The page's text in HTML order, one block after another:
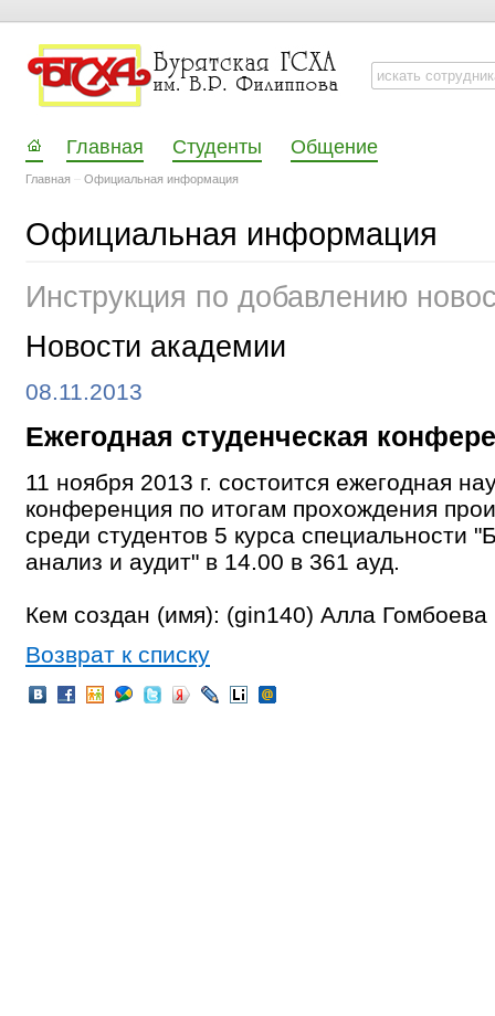
Главная Студенты Общение
Главная Официальная информация
Официальная информация
Инструкция по добавлению
Новости академии
08.11.2013
Ежегодная студенческая
11 ноября 2013 г. состоится ежегодная
конференция по итогам прохождения
среди студентов 5 курса специальности
анализ и аудит" в 14.00 в 361 ауд.
Кем создан (имя): (gin140) Алла Гомбоева
Возврат к списку